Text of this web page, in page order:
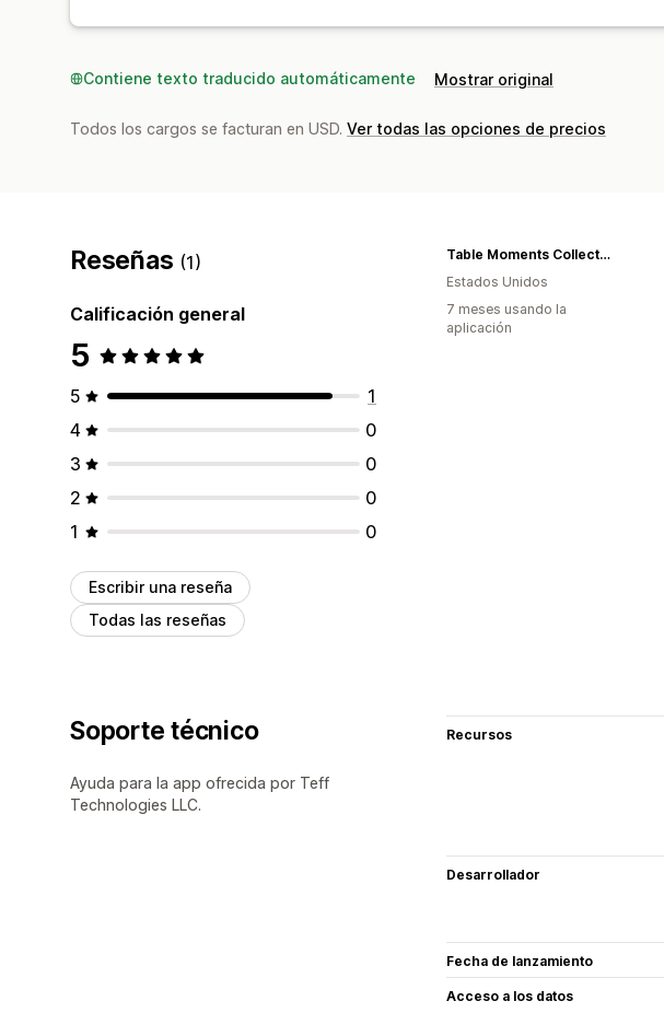
Contiene texto traducido automáticamente Mostrar original
Todos los cargos se facturan en USD. Ver todas las opciones de precios
Reseñas (1)
Calificación general
5
5
1
4
0
3
0
2
0
1
0
Escribir una reseña
Todas las reseñas
Table Moments Collective
Estados Unidos
7 meses usando la
aplicación
Soporte técnico
Ayuda para la app ofrecida por Teff
Technologies LLC.
Recursos
Desarrollador
Fecha de lanzamiento
Acceso a los datos